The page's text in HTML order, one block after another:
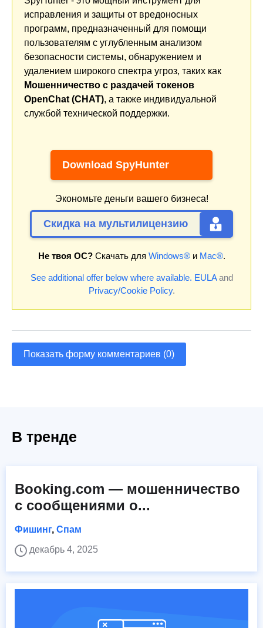
исправления и защиты от вредоносных
программ, предназначенный для помощи
пользователям с углубленным анализом
безопасности системы, обнаружением и
удалением широкого спектра угроз, таких как
Мошенничество с раздачей токенов
OpenChat (CHAT), а также индивидуальной
службой технической поддержки.
Download SpyHunter
Экономьте деньги вашего бизнеса!
Скидка на мультилицензию
Не твоя ОС?Скачать для Windows®и Mac®.
See additional offer below where available. EULAand
Privacy/Cookie Policy.
Показать форму комментариев (0)
В тренде
Booking.com — мошенничество
с сообщениями о...
Фишинг, Спам
декабрь 4, 2025